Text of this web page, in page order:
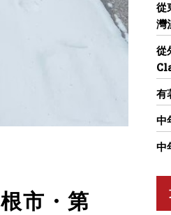
市・第
從
灣
從
有
中
中